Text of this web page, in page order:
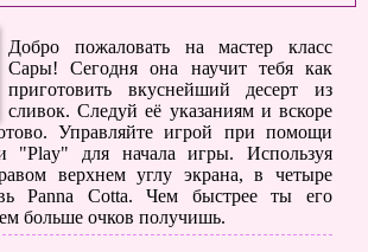
Добро пожаловать на мастер класс
Сары! Сегодня она научит тебя как
приготовить вкуснейший десерт из
сливок. Следуй её указаниям и вскоре
Управляйте игрой при помощи
для начала игры. Используя
верхнем углу экрана, в четыре
Panna Cotta. Чем быстрее ты его
больше очков получишь.